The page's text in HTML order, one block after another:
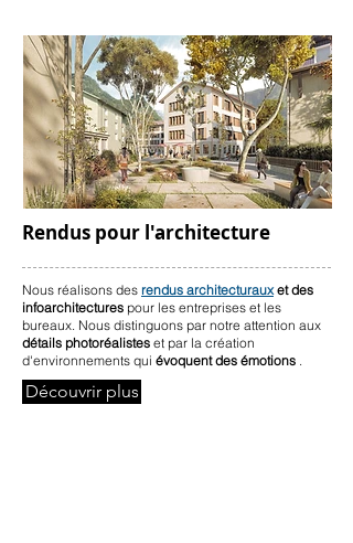
Rendus pour l'architecture
Nous réalisons des rendus architecturaux et des
infoarchitectures pour les entreprises et les
bureaux. Nous distinguons par notre attention aux
détails photoréalistes et par la création
d'environnements qui évoquent des émotions .
Découvrir plus